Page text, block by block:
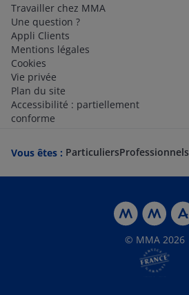
Travailler chez MMA
Une question ?
Appli Clients
Mentions légales
Cookies
Vie privée
Plan du site
Accessibilité : partiellement
conforme
Vous êtes : ParticuliersProfessionnels
© MMA 2026